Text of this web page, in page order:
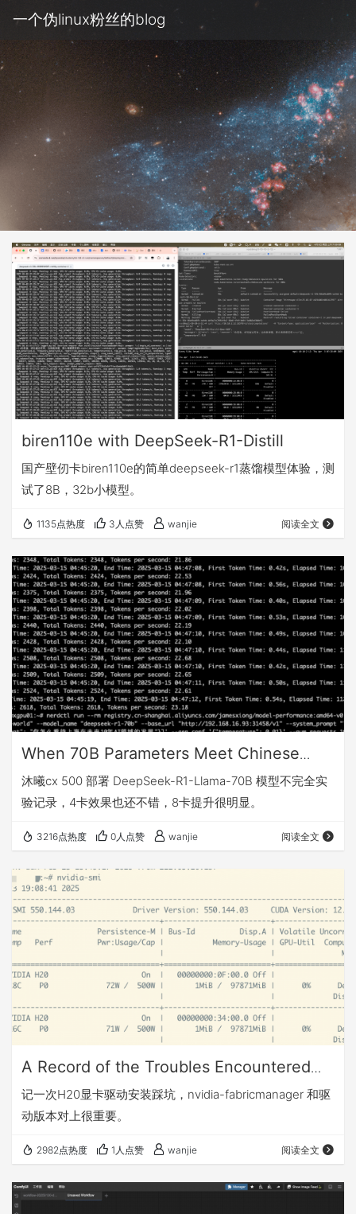
一个伪linux粉丝的blog
biren110e with DeepSeek-R1-Distill
国产壁仞卡biren110e的简单deepseek-r1蒸馏模型体验，测
试了8B，32b小模型。
1135点热度 3人点赞 wanjie 阅读全文
When 70B Parameters Meet Chinese
GPUs: My Journey of Deploying
DeepSeek-R1 with MetaX C500
沐曦cx 500 部署 DeepSeek-R1-Llama-70B 模型不完全实
验记录，4卡效果也还不错，8卡提升很明显。
3216点热度 0人点赞 wanjie 阅读全文
A Record of the Troubles Encountered
During the Installation of the H20
Graphics Card Driver
记一次H20显卡驱动安装踩坑，nvidia-fabricmanager 和驱
动版本对上很重要。
2982点热度 1人点赞 wanjie 阅读全文